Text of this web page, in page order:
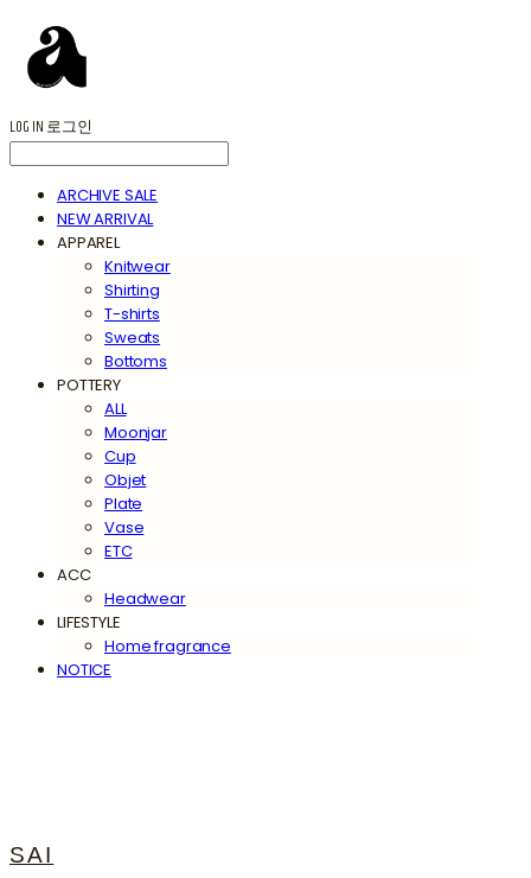
LOG IN 로그인
ARCHIVE SALE
NEW ARRIVAL
APPAREL
Knitwear
Shirting
T-shirts
Sweats
Bottoms
POTTERY
ALL
Moonjar
Cup
Objet
Plate
Vase
ETC
ACC
Headwear
LIFESTYLE
Home fragrance
NOTICE
SAI